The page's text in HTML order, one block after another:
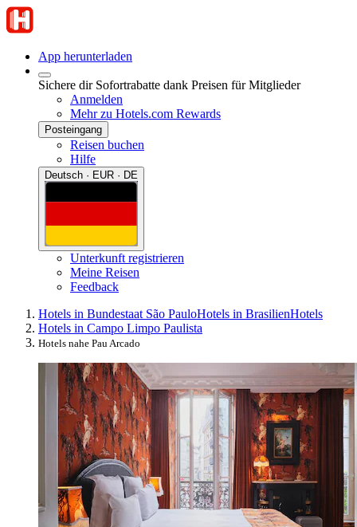
App herunterladen
Sichere dir Sofortrabatte dank Preisen für Mitglieder
Anmelden
Mehr zu Hotels.com Rewards
Posteingang
Reisen buchen
Hilfe
Deutsch · EUR · DE
Unterkunft registrieren
Meine Reisen
Feedback
Hotels in Bundestaat São PauloHotels in BrasilienHotels
Hotels in Campo Limpo Paulista
Hotels nahe Pau Arcado